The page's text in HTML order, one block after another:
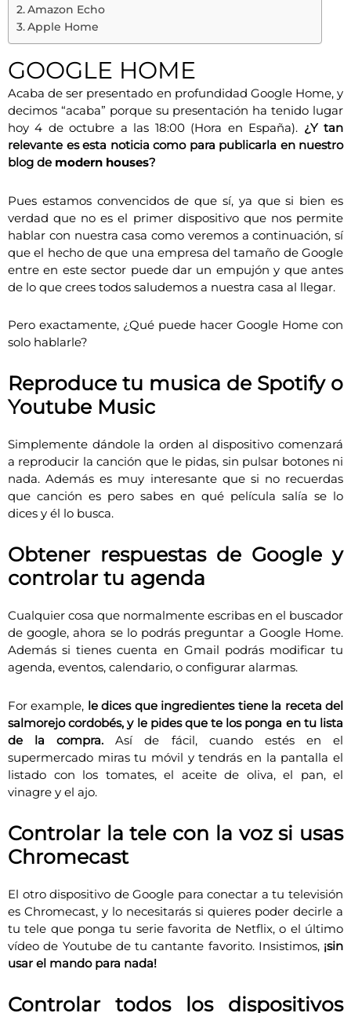
Amazon Echo
Apple Home
GOOGLE HOME
Acaba de ser presentado en profundidad Google Home, y
decimos “acaba” porque su presentación ha tenido lugar
hoy 4 de octubre a las 18:00 (Hora en España). ¿Y tan
relevante es esta noticia como para publicarla en nuestro
blog de modern houses?
Pues estamos convencidos de que sí, ya que si bien es
verdad que no es el primer dispositivo que nos permite
hablar con nuestra casa como veremos a continuación, sí
que el hecho de que una empresa del tamaño de Google
entre en este sector puede dar un empujón y que antes
de lo que crees todos saludemos a nuestra casa al llegar.
Pero exactamente, ¿Qué puede hacer Google Home con
solo hablarle?
Reproduce tu musica de Spotify o
Youtube Music
Simplemente dándole la orden al dispositivo comenzará
a reproducir la canción que le pidas, sin pulsar botones ni
nada. Además es muy interesante que si no recuerdas
que canción es pero sabes en qué película salía se lo
dices y él lo busca.
Obtener respuestas de Google y
controlar tu agenda
Cualquier cosa que normalmente escribas en el buscador
de google, ahora se lo podrás preguntar a Google Home.
Además si tienes cuenta en Gmail podrás modificar tu
agenda, eventos, calendario, o configurar alarmas.
For example, le dices que ingredientes tiene la receta del
salmorejo cordobés, y le pides que te los ponga en tu lista
de la compra. Así de fácil, cuando estés en el
supermercado miras tu móvil y tendrás en la pantalla el
listado con los tomates, el aceite de oliva, el pan, el
vinagre y el ajo.
Controlar la tele con la voz si usas
Chromecast
El otro dispositivo de Google para conectar a tu televisión
es Chromecast, y lo necesitarás si quieres poder decirle a
tu tele que ponga tu serie favorita de Netflix, o el último
vídeo de Youtube de tu cantante favorito. Insistimos,¡sin
usar el mando para nada!
Controlar todos los dispositivos